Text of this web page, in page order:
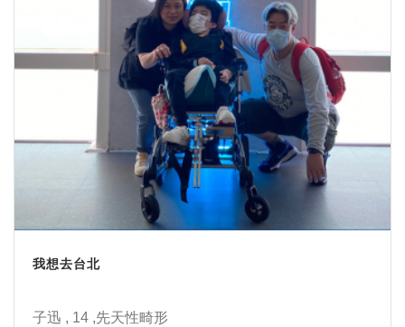
我想去台北
子迅 , 14 ,先天性畸形